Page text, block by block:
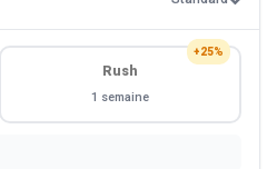
+25%
Rush
1 semaine